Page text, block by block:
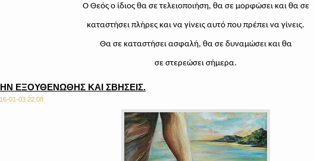
Ο Θεός ο ίδιος θα σε τελειoποιήση, θα σε μορφώσει και θα σε
καταστήσει πλήρες και να γίνεις αυτό που πρέπει να γίνεις.
Θα σε καταστήσει ασφαλή, θα σε δυναμώσει και θα
σε στερεώσει σήμερα.
ΕΞΟΥΘΕΝΩΘΗΣ ΚΑΙ ΣΒΗΣΕΙΣ.
01-03 22:08